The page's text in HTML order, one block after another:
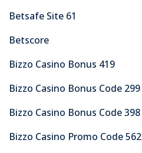
Betsafe Site 61
Betscore
Bizzo Casino Bonus 419
Bizzo Casino Bonus Code 299
Bizzo Casino Bonus Code 398
Bizzo Casino Promo Code 562